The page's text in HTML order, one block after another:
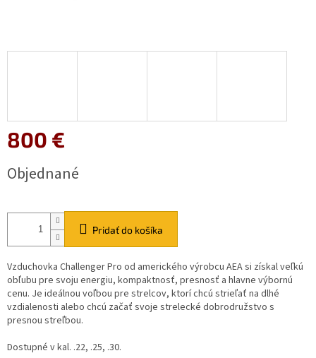
800 €
cena:
Objednané
Pridať do košíka
Vzduchovka Challenger Pro od amerického výrobcu AEA si získal veľkú
obľubu pre svoju energiu, kompaktnosť, presnosť a hlavne výbornú
cenu. Je ideálnou voľbou pre strelcov, ktorí chcú strieľať na dlhé
vzdialenosti alebo chcú začať svoje strelecké dobrodružstvo s
presnou streľbou.
Dostupné v kal. .22, .25, .30.